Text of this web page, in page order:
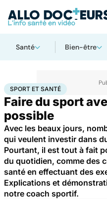
Santé Bien-être
AccueilBien-êtreSport santé Sport
SPORT ET SANTÉ
Faire du sport
possible
Avec les beaux jours,
qui veulent investir dans
Pourtant, il est tout à fait
du quotidien, comme des
santé en effectuant des
Explications et
notre coach sportif.